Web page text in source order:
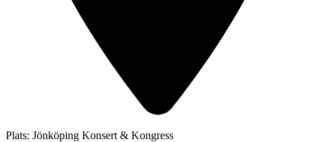
Plats: Jönköping Konsert & Kongress